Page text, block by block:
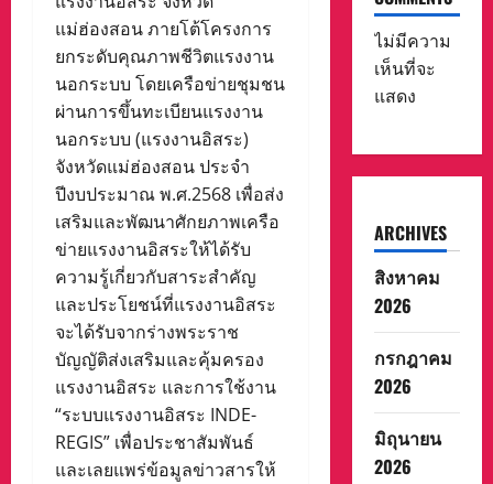
แม่ฮ่องสอน ภายโต้โครงการ
ยกระดับคุณภาพชีวิตแรงงาน
นอกระบบ โดยเครือข่ายชุมชน
ผ่านการขึ้นทะเบียนแรงงาน
นอกระบบ (แรงงานอิสระ)
จังหวัดแม่ฮ่องสอน ประจำ
ปีงบประมาณ พ.ศ.2568 เพื่อส่ง
เสริมและพัฒนาศักยภาพเครือ
ข่ายแรงงานอิสระให้ได้รับ
ความรู้เกี่ยวกับสาระสำคัญ
และประโยชน์ที่แรงงานอิสระ
จะได้รับจากร่างพระราช
บัญญัติส่งเสริมและคุ้มครอง
แรงงานอิสระ และการใช้งาน
“ระบบแรงงานอิสระ INDE-
REGIS” เพื่อประชาสัมพันธ์
และเลยแพร่ข้อมูลข่าวสารให้
ไม่มีความ
เห็นที่จะ
แสดง
ARCHIVES
สิงหาคม
2026
กรกฎาคม
2026
มิถุนายน
2026